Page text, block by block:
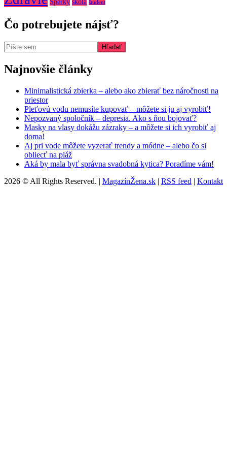
Šperky škola študent
Čo potrebujete nájsť?
Najnovšie články
Minimalistická zbierka – alebo ako zbierať bez náročnosti na
priestor
Pleťovú vodu nemusíte kupovať – môžete si ju aj vyrobiť!
Nepozvaný spoločník – depresia. Ako s ňou bojovať?
Masky na vlasy dokážu zázraky – a môžete si ich vyrobiť aj
doma!
Aj pri vode môžete vyzerať trendy a módne – alebo čo si
obliecť na pláž
Aká by mala byť správna svadobná kytica? Poradíme vám!
2026 © All Rights Reserved. | MagazínŽena.sk | RSS feed | Kontakt